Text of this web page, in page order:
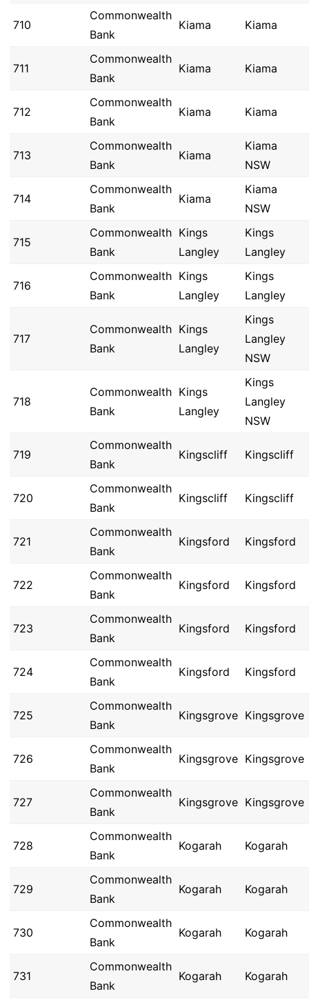
710
Commonwealth
Bank
Kiama Kiama
711
Commonwealth
Bank
Kiama Kiama
712
Commonwealth
Bank
Kiama Kiama
713
Commonwealth
Bank
Kiama
Kiama
NSW
714
Commonwealth
Bank
Kiama
Kiama
NSW
715
Commonwealth
Bank
Kings
Langley
Kings
Langley
716
Commonwealth
Bank
Kings
Langley
Kings
Langley
717
Commonwealth
Bank
Kings
Langley
Kings
Langley
NSW
718
Commonwealth
Bank
Kings
Langley
Kings
Langley
NSW
719
Commonwealth
Bank
Kingscliff Kingscliff
720
Commonwealth
Bank
Kingscliff Kingscliff
721
Commonwealth
Bank
Kingsford Kingsford
722
Commonwealth
Bank
Kingsford Kingsford
723
Commonwealth
Bank
Kingsford Kingsford
724
Commonwealth
Bank
Kingsford Kingsford
725
Commonwealth
Bank
Kingsgrove Kingsgrove
726
Commonwealth
Bank
Kingsgrove Kingsgrove
727
Commonwealth
Bank
Kingsgrove Kingsgrove
728
Commonwealth
Bank
Kogarah Kogarah
729
Commonwealth
Bank
Kogarah Kogarah
730
Commonwealth
Bank
Kogarah Kogarah
731
Commonwealth
Bank
Kogarah Kogarah